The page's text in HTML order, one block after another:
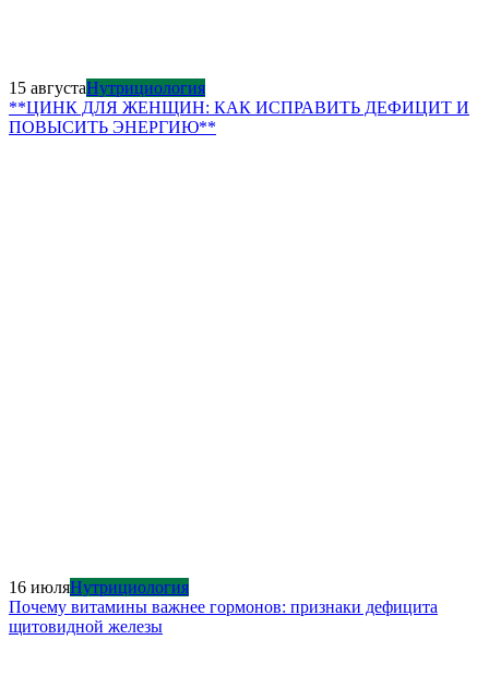
15 августаНутрициология
**ЦИНК ДЛЯ ЖЕНЩИН: КАК ИСПРАВИТЬ ДЕФИЦИТ И
ПОВЫСИТЬ ЭНЕРГИЮ**
16 июляНутрициология
Почему витамины важнее гормонов: признаки дефицита
щитовидной железы